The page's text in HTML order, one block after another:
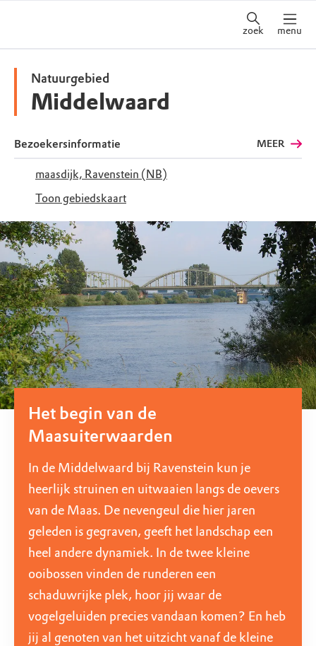
zoek menu
Natuurgebied
Middelwaard
Bezoekersinformatie MEER
maasdijk, Ravenstein (NB)
Toon gebiedskaart
Het begin van de
Maasuiterwaarden
In de Middelwaard bij Ravenstein kun je
heerlijk struinen en uitwaaien langs de oevers
van de Maas. De nevengeul die hier jaren
geleden is gegraven, geeft het landschap een
heel andere dynamiek. In de twee kleine
ooibossen vinden de runderen een
schaduwrijke plek, hoor jij waar de
vogelgeluiden precies vandaan komen? En heb
jij al genoten van het uitzicht vanaf de kleine